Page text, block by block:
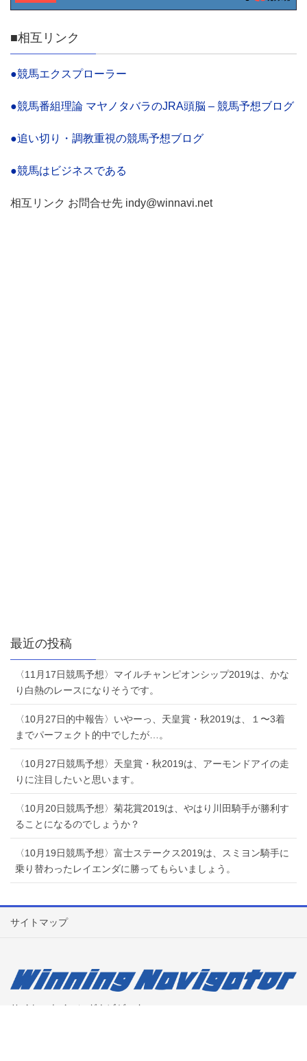
■相互リンク
●競馬エクスプローラー
●競馬番組理論 マヤノタバラのJRA頭脳 – 競馬予想ブログ
●追い切り・調教重視の競馬予想ブログ
●競馬はビジネスである
相互リンク お問合せ先 indy@winnavi.net
最近の投稿
〈11月17日競馬予想〉マイルチャンピオンシップ2019は、かな
り白熱のレースになりそうです。
〈10月27日的中報告〉いやーっ、天皇賞・秋2019は、１〜3着
までパーフェクト的中でしたが…。
〈10月27日競馬予想〉天皇賞・秋2019は、アーモンドアイの走
りに注目したいと思います。
〈10月20日競馬予想〉菊花賞2019は、やはり川田騎手が勝利す
ることになるのでしょうか？
〈10月19日競馬予想〉富士ステークス2019は、スミヨン騎手に
乗り替わったレイエンダに勝ってもらいましょう。
サイトマップ
サイト：ウイニングナビゲーター